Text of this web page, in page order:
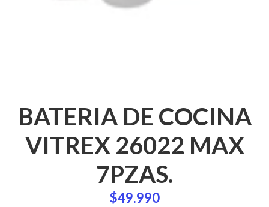
BATERIA DE COCINA
VITREX 26022 MAX
7PZAS.
$49.990